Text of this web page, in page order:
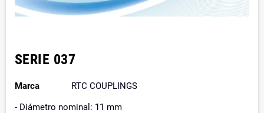
SERIE 037
Marca
RTC COUPLINGS
- Diámetro nominal: 11 mm